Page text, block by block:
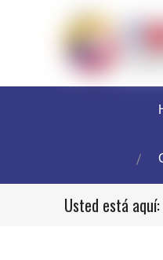
Usted está aquí: